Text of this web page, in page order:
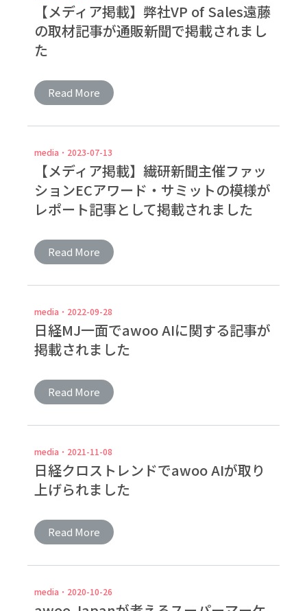
【メディア掲載】弊社VP of Sales遠藤
の取材記事が通販新聞で掲載されまし
た
Read More
media 2023-07-13
【メディア掲載】繊研新聞主催ファッ
ションECアワード・サミットの模様が
レポート記事として掲載されました
Read More
media 2022-09-28
日経MJ一面でawoo AIに関する記事が
掲載されました
Read More
media 2021-11-08
日経クロストレンドでawoo AIが取り
上げられました
Read More
media 2020-10-26